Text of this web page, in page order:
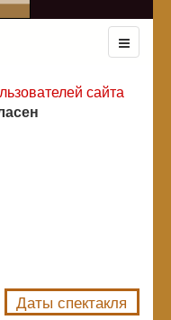
сайта
Даты спектакля